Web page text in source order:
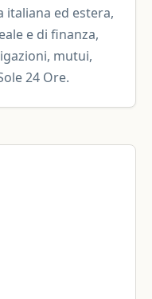
italiana ed estera,
e di finanza,
mutui,
24 Ore.